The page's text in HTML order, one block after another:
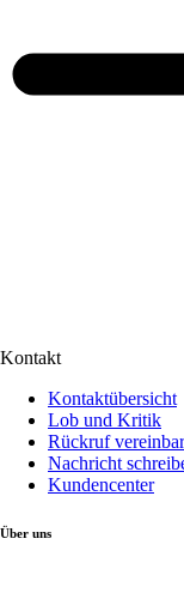
Kontakt
Kontaktübersicht
Lob und Kritik
Rückruf
Nachricht
Kundencenter
Über uns